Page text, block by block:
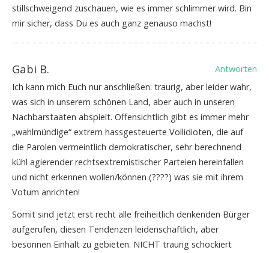
stillschweigend zuschauen, wie es immer schlimmer wird. Bin
mir sicher, dass Du es auch ganz genauso machst!
Gabi B.
Antworten
Ich kann mich Euch nur anschließen: traurig, aber leider wahr,
was sich in unserem schönen Land, aber auch in unseren
Nachbarstaaten abspielt. Offensichtlich gibt es immer mehr
„wahlmündige“ extrem hassgesteuerte Vollidioten, die auf
die Parolen vermeintlich demokratischer, sehr berechnend
kühl agierender rechtsextremistischer Parteien hereinfallen
und nicht erkennen wollen/können (????) was sie mit ihrem
Votum anrichten!
Somit sind jetzt erst recht alle freiheitlich denkenden Bürger
aufgerufen, diesen Tendenzen leidenschaftlich, aber
besonnen Einhalt zu gebieten. NICHT traurig schockiert